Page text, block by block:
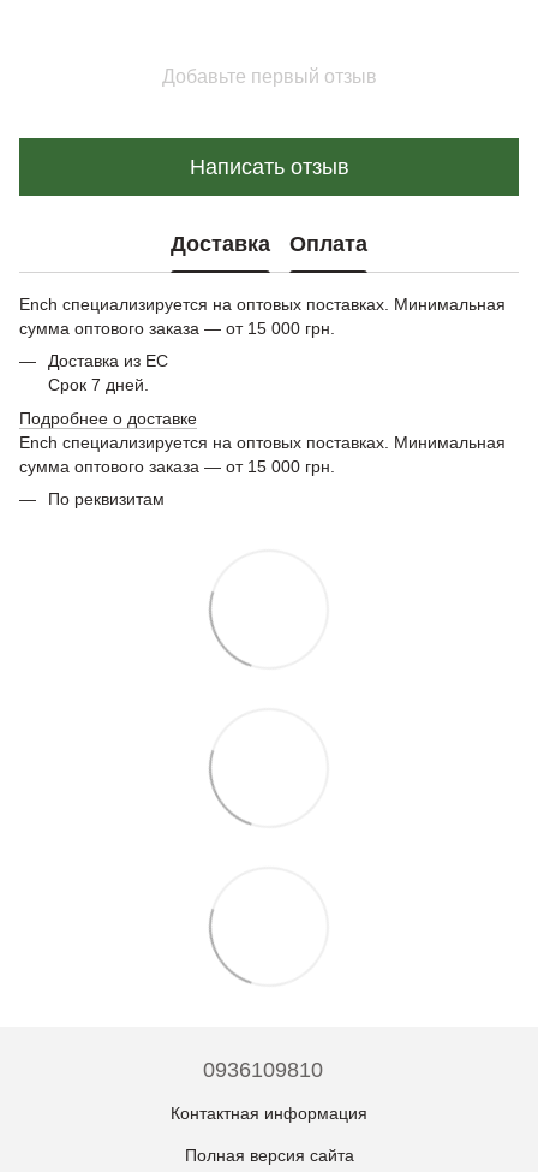
Добавьте первый отзыв
Написать отзыв
Доставка Оплата
Ench специализируется на оптовых поставках. Минимальная
сумма оптового заказа — от 15 000 грн.
Доставка из ЕС
Срок 7 дней.
Подробнее о доставке
Ench специализируется на оптовых поставках. Минимальная
сумма оптового заказа — от 15 000 грн.
По реквизитам
0936109810
Контактная информация
Полная версия сайта